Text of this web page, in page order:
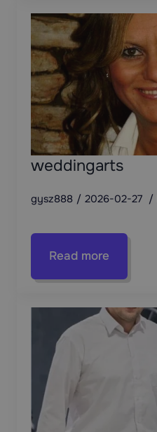
weddingarts
gysz888 2026-02-27
Read more